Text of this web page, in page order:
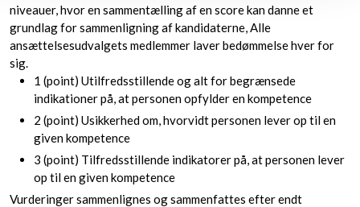
niveauer, hvor en sammentælling af en score kan danne et
grundlag for sammenligning af kandidaterne, Alle
ansættelsesudvalgets medlemmer laver bedømmelse hver for
sig.
1 (point) Utilfredsstillende og alt for begrænsede
indikationer på, at personen opfylder en kompetence
2 (point) Usikkerhed om, hvorvidt personen lever op til en
given kompetence
3 (point) Tilfredsstillende indikatorer på, at personen lever
op til en given kompetence
​​Vurderinger sammenlignes og sammenfattes efter endt